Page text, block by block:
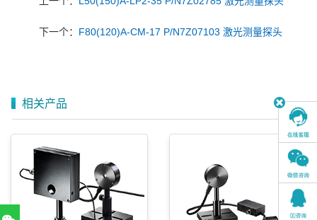
下一个： F80(120)A-CM-17 P/N7Z07103 激光测量探头
相关产品